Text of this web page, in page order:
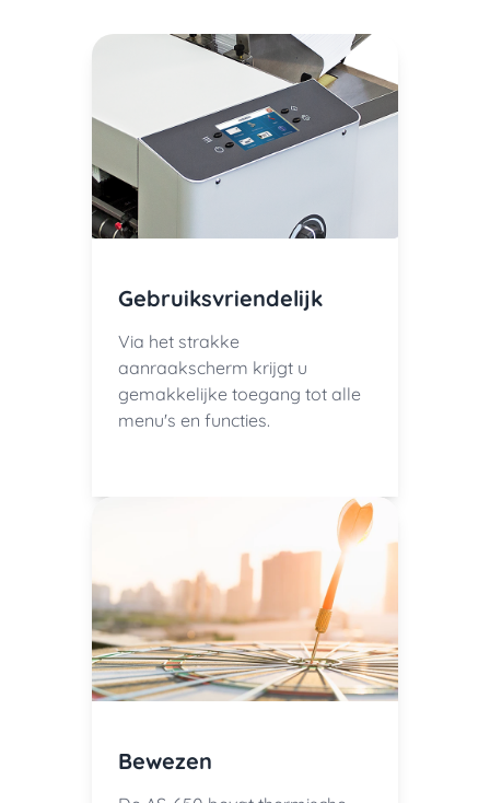
Gebruiksvriendelijk
Via het strakke
aanraakscherm krijgt u
gemakkelijke toegang tot alle
menu's en functies.
Bewezen